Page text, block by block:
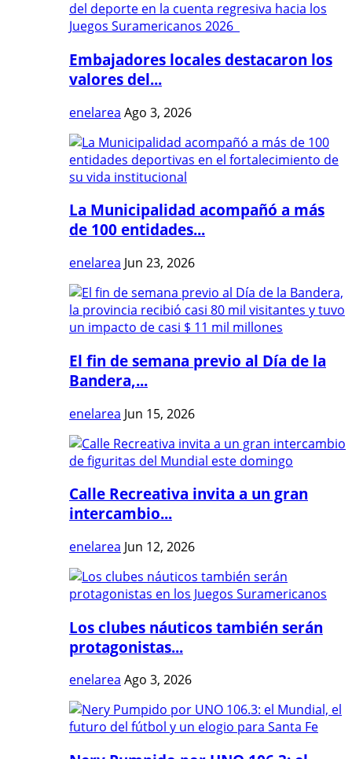
Embajadores locales destacaron los
valores del...
enelarea Ago 3, 2026
La Municipalidad acompañó a más
de 100 entidades...
enelarea Jun 23, 2026
El fin de semana previo al Día de la
Bandera,...
enelarea Jun 15, 2026
Calle Recreativa invita a un gran
intercambio...
enelarea Jun 12, 2026
Los clubes náuticos también serán
protagonistas...
enelarea Ago 3, 2026